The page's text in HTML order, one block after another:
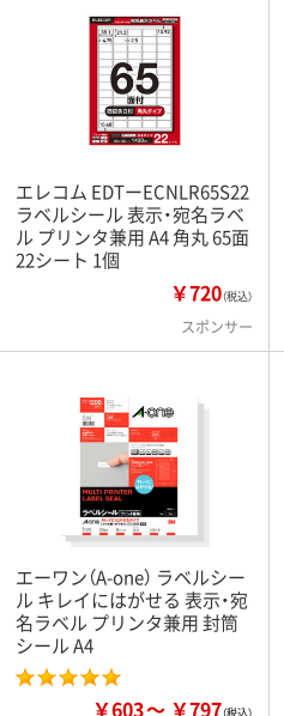
エレコム EDTーECNLR65S22
ラベルシール 表示・宛名ラベ
ル プリンタ兼用 A4 角丸 65面
22シート 1個
￥720（税込）
スポンサー
エーワン（A-one） ラベルシー
ル キレイにはがせる 表示・宛
名ラベル プリンタ兼用 封筒
シール A4
￥603 ￥797